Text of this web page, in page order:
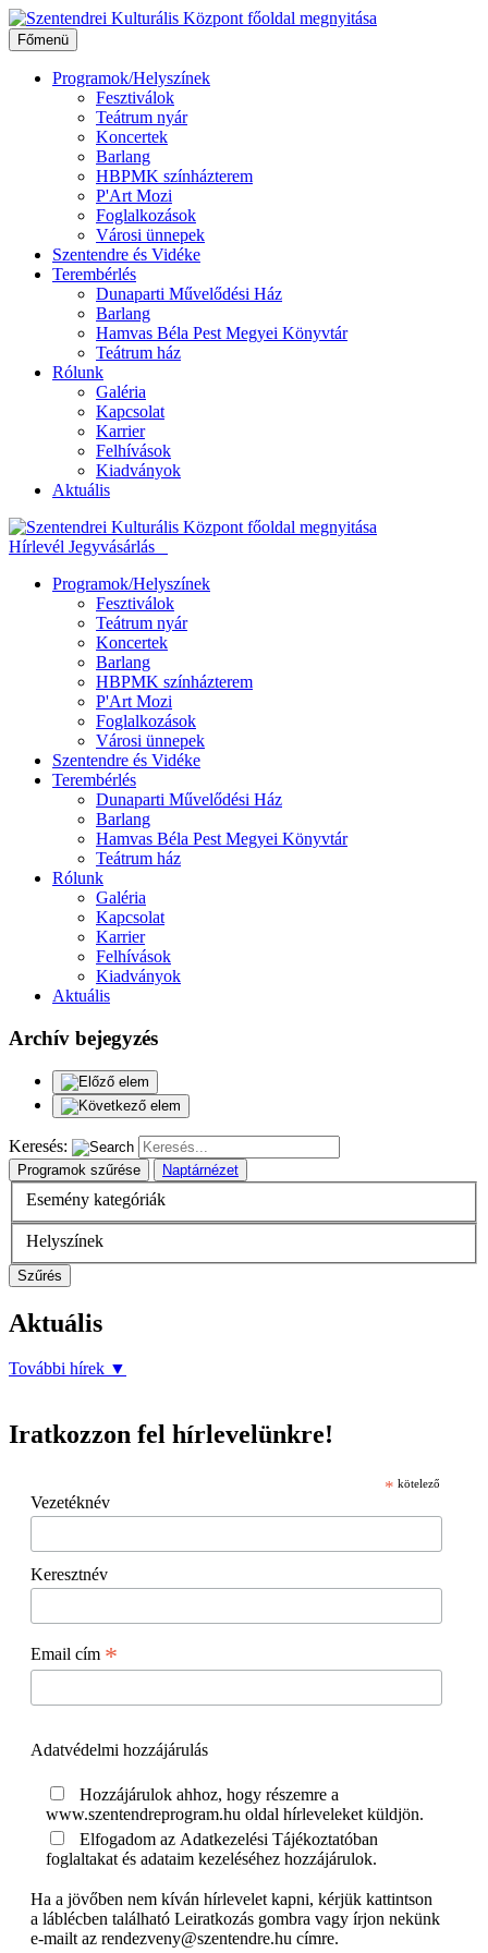
Ugrás
a
tartalomhoz
Főmenü
Programok/Helyszínek
Fesztiválok
Teátrum nyár
Koncertek
Barlang
HBPMK színházterem
P'Art Mozi
Foglalkozások
Városi ünnepek
Szentendre és Vidéke
Terembérlés
Dunaparti Művelődési Ház
Barlang
Hamvas Béla Pest Megyei Könyvtár
Teátrum ház
Rólunk
Galéria
Kapcsolat
Karrier
Felhívások
Kiadványok
Aktuális
Hírlevél Jegyvásárlás
Programok/Helyszínek
Fesztiválok
Teátrum nyár
Koncertek
Barlang
HBPMK színházterem
P'Art Mozi
Foglalkozások
Városi ünnepek
Szentendre és Vidéke
Terembérlés
Dunaparti Művelődési Ház
Barlang
Hamvas Béla Pest Megyei Könyvtár
Teátrum ház
Rólunk
Galéria
Kapcsolat
Karrier
Felhívások
Kiadványok
Aktuális
Archív bejegyzés
Keresés:
Programok szűrése Naptárnézet
Esemény kategóriák
Helyszínek
Szűrés
Aktuális
További hírek ▼
Iratkozzon fel hírlevelünkre!
* kötelező
Vezetéknév
Keresztnév
Email cím *
Adatvédelmi hozzájárulás
www.szentendreprogram.hu oldal hírleveleket küldjön.
foglaltakat és adataim kezeléséhez hozzájárulok.
Ha a jövőben nem kíván hírlevelet kapni, kérjük kattintson
a láblécben található Leiratkozás gombra vagy írjon nekünk
e-mailt az rendezveny@szentendre.hu címre.